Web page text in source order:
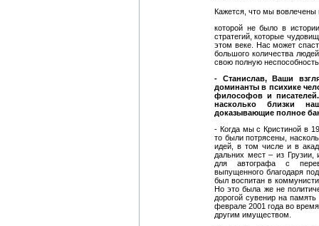
Кажется, что мы вовлечены
которой не было в
стратегий, которые
этом веке. Нас может
большого количества
свою полную
- Станислав, Ваши
доминанты в психике
философов и
насколько близки
доказывающие полное
- Когда мы с Кристиной в
то были потрясены,
идей, в том числе и в
дальних мест – из
для автографа с
выпущенного благодаря
был воспитан в
Но это была же не
дорогой сувенир на
феврале 2001 года во
другим имуществом.